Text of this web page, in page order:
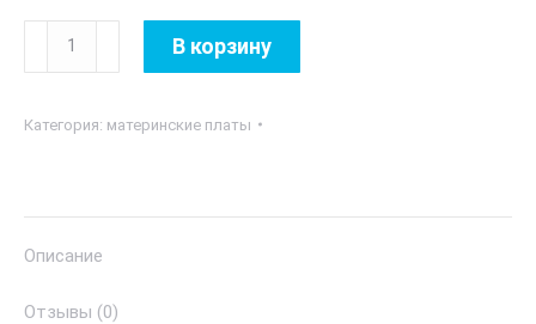
Количество
товара
PRIME
В корзину
Категория: материнские платы
Описание
Отзывы (0)